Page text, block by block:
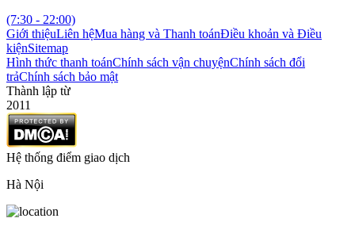
(7:30 - 22:00)
Giới thiệuLiên hệMua hàng và Thanh toánĐiều khoản và Điều
kiệnSitemap
Hình thức thanh toánChính sách vận chuyệnChính sách đổi
trảChính sách bảo mật
Thành lập từ
2011
Hệ thống điểm giao dịch
Hà Nội